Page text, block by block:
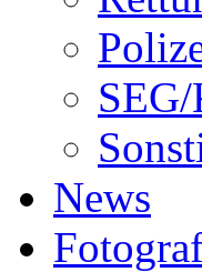
News